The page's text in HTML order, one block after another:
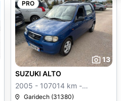
PRO
13
SUZUKI ALTO
2005 - 107014 km -
Manuelle
Garidech (31380)